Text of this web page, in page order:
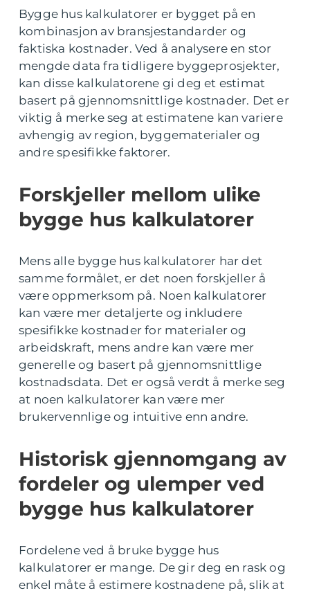
Bygge hus kalkulatorer er bygget på en
kombinasjon av bransjestandarder og
faktiska kostnader. Ved å analysere en stor
mengde data fra tidligere byggeprosjekter,
kan disse kalkulatorene gi deg et estimat
basert på gjennomsnittlige kostnader. Det er
viktig å merke seg at estimatene kan variere
avhengig av region, byggematerialer og
andre spesifikke faktorer.
Forskjeller mellom ulike
bygge hus kalkulatorer
Mens alle bygge hus kalkulatorer har det
samme formålet, er det noen forskjeller å
være oppmerksom på. Noen kalkulatorer
kan være mer detaljerte og inkludere
spesifikke kostnader for materialer og
arbeidskraft, mens andre kan være mer
generelle og basert på gjennomsnittlige
kostnadsdata. Det er også verdt å merke seg
at noen kalkulatorer kan være mer
brukervennlige og intuitive enn andre.
Historisk gjennomgang av
fordeler og ulemper ved
bygge hus kalkulatorer
Fordelene ved å bruke bygge hus
kalkulatorer er mange. De gir deg en rask og
enkel måte å estimere kostnadene på, slik at